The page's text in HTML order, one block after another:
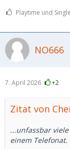
Playtime und
NO666
7. April 2026 +2
Zitat von
...unfassbar
einem Telefonat.